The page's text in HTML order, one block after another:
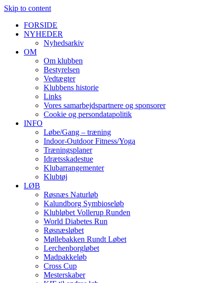
Skip to content
FORSIDE
NYHEDER
Nyhedsarkiv
OM
Om klubben
Bestyrelsen
Vedtægter
Klubbens historie
Links
Vores samarbejdspartnere og sponsorer
Cookie og persondatapolitik
INFO
Løbe/Gang – træning
Indoor-Outdoor Fitness/Yoga
Træningsplaner
Idrætsskadestue
Klubarrangementer
Klubtøj
LØB
Røsnæs Naturløb
Kalundborg Symbioseløb
Klubløbet Vollerup Runden
World Diabetes Run
Røsnæsløbet
Møllebakken Rundt Løbet
Lerchenborgløbet
Madpakkeløb
Cross Cup
Mesterskaber